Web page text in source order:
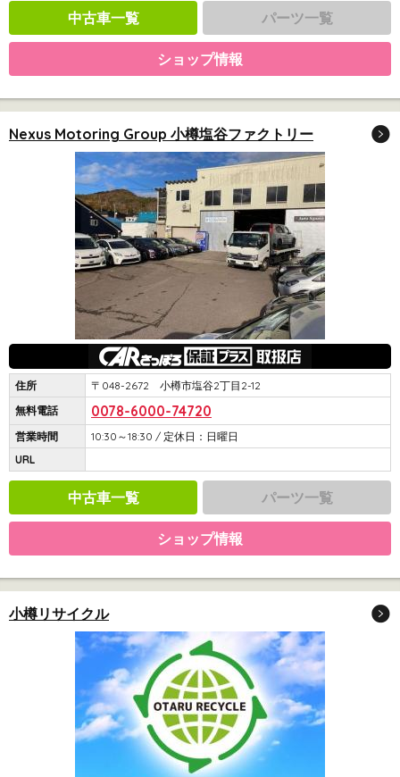
中古車一覧 パーツ一覧
ショップ情報
Nexus Motoring Group 小樽塩谷ファクトリー
住所
〒048-2672 小樽市塩谷2丁目2-12
無料電話
0078-6000-74720
営業時間
10:30～18:30 / 定休日：日曜日
URL
中古車一覧 パーツ一覧
ショップ情報
小樽リサイクル